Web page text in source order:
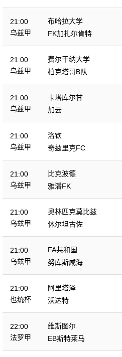
21:00
乌兹甲
布哈拉大学
FK加扎尔肯特
21:00
乌兹甲
费尔干纳大学
柏克塔哥B队
21:00
乌兹甲
卡塔库尔甘
加云
21:00
乌兹甲
洛钦
奇兹里克FC
21:00
乌兹甲
比克波德
雅潘FK
21:00
乌兹甲
奥林匹克莫比兹
休尔坦古佐
21:00
乌兹甲
FA共和国
努库斯咸海
21:00
也统杯
阿里塔泽
沃达特
22:00
法罗甲
维斯图尔
EB斯特莱马